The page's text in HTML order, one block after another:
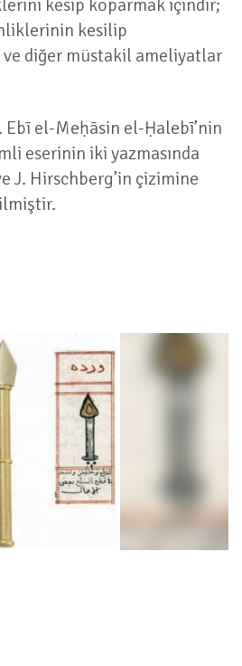
kesip koparmak içindir;
kesilip
ve diğer müstakil ameliyatlar
el-Meḥāsin el-Ḥalebī’nin
eserinin iki yazmasında
J. Hirschberg’in çizimine